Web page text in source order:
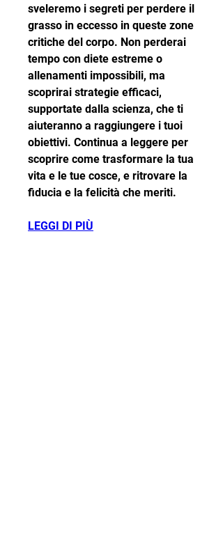
sveleremo i segreti per perdere il
grasso in eccesso in queste zone
critiche del corpo. Non perderai
tempo con diete estreme o
allenamenti impossibili, ma
scoprirai strategie efficaci,
supportate dalla scienza, che ti
aiuteranno a raggiungere i tuoi
obiettivi. Continua a leggere per
scoprire come trasformare la tua
vita e le tue cosce, e ritrovare la
fiducia e la felicità che meriti.
LEGGI DI PIÙ